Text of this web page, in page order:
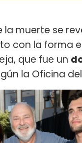
la muerte se
con la forma
que fue un
la Oficina